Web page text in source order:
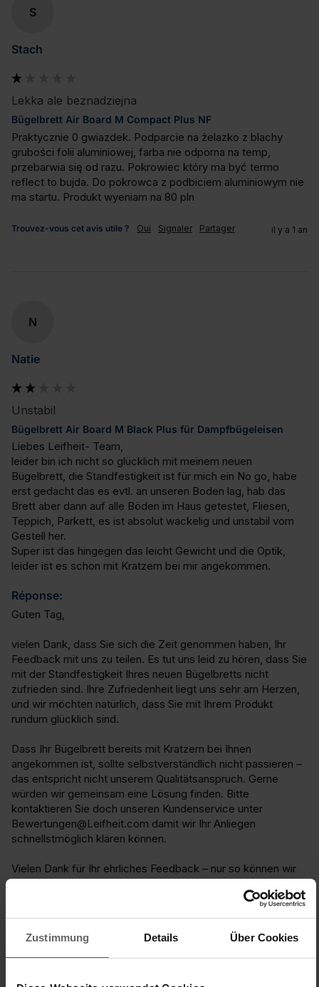
Zustimmung Details Über Cookies
S
Stach
Lekka ale beznadziejna
Bügelbrett Air Board M Compact Plus NF
Praktycznie 0 gwiazdek. Podparcie na żelazko z blachy
grubości folii aluminiowej, farba nie odporna na temp,
przebarwia się od razu. Pokrowiec który ma być termo
reflect to bujda. Do pokrowca z podbiciem aluminiowym nie
ma startu. Produkt wyeniam na 80 pln
Trouvez-vous cet avis utile ? Oui Signaler Partager il y a 1 an
N
Natie
Unstabil
Bügelbrett Air Board M Black Plus für Dampfbügeleisen
Liebes Leifheit- Team,
leider bin ich nicht so glücklich mit meinem neuen
Bügelbrett, die Standfestigkeit ist für mich ein No go, habe
erst gedacht das es evtl. an unseren Boden lag, hab das
Brett aber dann auf alle Böden im Haus getestet, Fliesen,
Teppich, Parkett, es ist absolut wackelig und unstabil vom
Gestell her.
Super ist das hingegen das leicht Gewicht und die Optik,
leider ist es schon mit Kratzern bei mir angekommen.
Réponse:
Guten Tag,
vielen Dank, dass Sie sich die Zeit genommen haben, Ihr
Feedback mit uns zu teilen. Es tut uns leid zu hören, dass Sie
mit der Standfestigkeit Ihres neuen Bügelbretts nicht
zufrieden sind. Ihre Zufriedenheit liegt uns sehr am Herzen,
und wir möchten natürlich, dass Sie mit Ihrem Produkt
rundum glücklich sind.
Dass Ihr Bügelbrett bereits mit Kratzern bei Ihnen
angekommen ist, sollte selbstverständlich nicht passieren –
das entspricht nicht unserem Qualitätsanspruch. Gerne
würden wir gemeinsam eine Lösung finden. Bitte
kontaktieren Sie doch unseren Kundenservice unter
Bewertungen@Leifheit.com damit wir Ihr Anliegen
schnellstmöglich klären können.
Vielen Dank für Ihr ehrliches Feedback – nur so können wir
uns stetig verbessern. Wir würden uns freuen, wenn wir
Kim,Kim